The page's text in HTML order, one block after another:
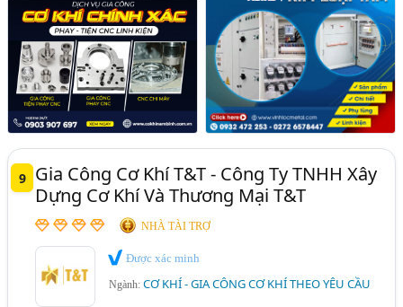
9
Gia Công Cơ Khí T&T - Công Ty TNHH Xây
Dựng Cơ Khí Và Thương Mại T&T
NHÀ TÀI TRỢ
Được xác minh
Ngành:CƠ KHÍ - GIA CÔNG CƠ KHÍ THEO YÊU CẦU